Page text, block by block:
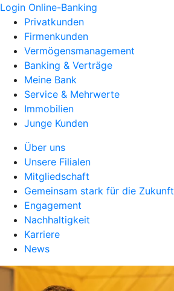
Login Online-Banking
Privatkunden
Firmenkunden
Vermögensmanagement
Banking & Verträge
Meine Bank
Service & Mehrwerte
Immobilien
Junge Kunden
Über uns
Unsere Filialen
Mitgliedschaft
Gemeinsam stark für die Zukunft
Engagement
Nachhaltigkeit
Karriere
News